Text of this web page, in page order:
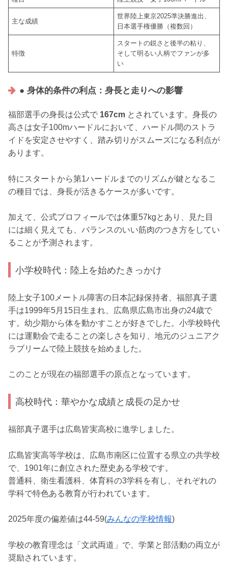
主な成績
世界陸上東京2025準決勝進出、
日本選手権優勝（複数回）
特徴
スタートの鋭さと後半の粘り、
そして明るい人柄でファンが多
い
● 身体的条件の利点：身長と走りへの影響
福部選手の身長は公式で 167cm とされています。身長の
高さは女子100mハードルにおいて、ハードル間のストラ
イドを安定させやすく、踏み切りがスムーズになる利点が
あります。
特にスタートから第1ハードルまでのリズムが鍵となるこ
の種目では、身長が活きるケースが多いです。
加えて、公式プロフィールでは体重57kgとあり、見た目
には細く見えても、バランスのいい筋肉のつき方をしてい
ることが予測されます。
小学校時代：陸上を始めたきっかけ
陸上女子100メートル障害の日本記録保持者、福部真子選
手は1999年5月15日生まれ、広島県広島市出身の24歳で
す。幼少期から体を動かすことが好きでした。小学校時代
には運動会で走ることの楽しさを知り、地元のジュニアク
ラブリームで陸上競技を始めました。
このことが現在の福部選手の原点となっています。
高校時代：華やかな成績と成長の足かせ
福部真子選手は広島皆実高校に進学しました。
広島皆実高等学校は、広島市南区に位置する県立の共学校
で、1901年に創立された歴史ある学校です。
普通科、衛生看護科、体育科の3学科を有し、それぞれの
学科で特色ある教育が行われています。
2025年度の偏差値は44-59(みんなの学校情報)
学校の教育理念は「文武両道」で、学業と部活動の両立が
奨励されています。